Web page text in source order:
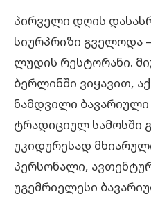
პირველი დღის
სიურპრიზი გველოდა –
ლუდის რესტორანი.
ბერლინში ვიყავით,
ნამდვილი
ტრადიციულ სამოსში
უკიდურესად
პერსონალი,
უგემრიელესი